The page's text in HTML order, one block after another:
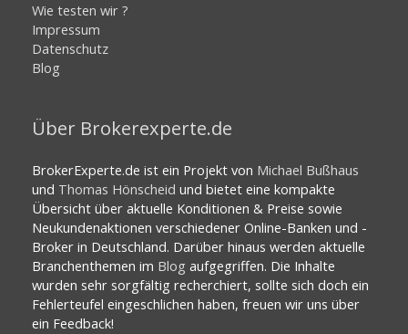
Wie testen wir ?
Impressum
Datenschutz
Blog
Über Brokerexperte.de
BrokerExperte.de ist ein Projekt von Michael Bußhaus
und Thomas Hönscheid und bietet eine kompakte
Übersicht über aktuelle Konditionen & Preise sowie
Neukundenaktionen verschiedener Online-Banken und -
Broker in Deutschland. Darüber hinaus werden aktuelle
Branchenthemen im Blog aufgegriffen. Die Inhalte
wurden sehr sorgfältig recherchiert, sollte sich doch ein
Fehlerteufel eingeschlichen haben, freuen wir uns über
ein Feedback!